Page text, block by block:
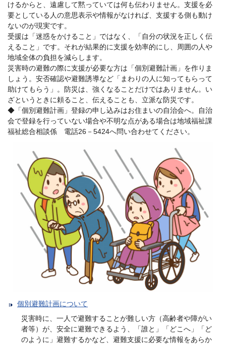
けるからと、遠慮して黙っていては何も伝わりません。支援を必
要としている人の意思表示や情報がなければ、支援する側も動け
ないのが現実です。
受援は「迷惑をかけること」ではなく、「自分の状況を正しく伝
えること」です。それが結果的に支援を効率的にし、周囲の人や
地域全体の負担を減らします。
災害時の避難の際に支援が必要な方は「個別避難計画」を作りま
しょう。安否確認や避難誘導など「まわりの人に知ってもらって
助けてもらう」。防災は、強くなることだけではありません。い
ざというときに頼ること、伝えることも、立派な防災です。
◆「個別避難計画」登録の申し込みはお住まいの自治会へ。自治
会で登録を行っていない場合や不明な点がある場合は地域福祉課
福祉総合相談係 電話26－5424へ問い合わせてください。
個別避難計画について
災害時に、一人で避難することが難しい方（高齢者や障がい
者等）が、安全に避難できるよう、「誰と」「どこへ」「ど
のように」避難するかなど、避難支援に必要な情報をあらか